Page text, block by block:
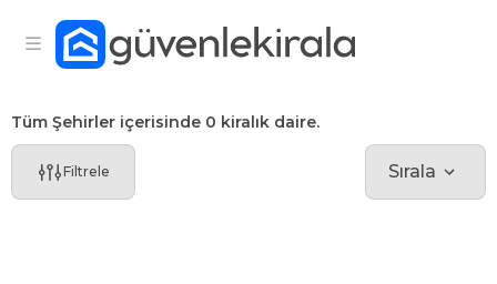
Tüm Şehirler içerisinde 0 kiralık daire.
Filtrele Sırala